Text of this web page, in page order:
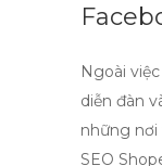
Ngoài
diễn đàn
những
SEO